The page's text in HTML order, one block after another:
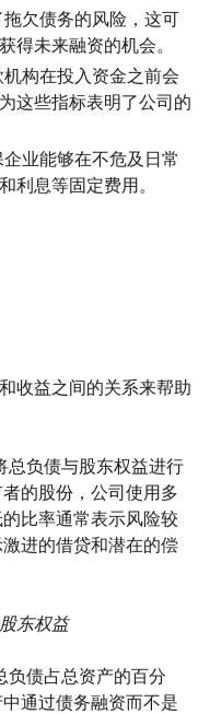
欠债务的风险，这可
得未来融资的机会。
构在投入资金之前会
这些指标表明了公司的
业能够在不危及日常
利息等固定费用。
收益之间的关系来帮助
总负债与股东权益进行
的股份，公司使用多
比率通常表示风险较
进的借贷和潜在的偿
东权益
负债占总资产的百分
通过债务融资而不是